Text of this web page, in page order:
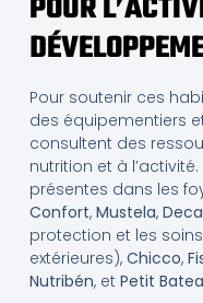
Pour soutenir ces
des équipementiers
consultent des
nutrition et à
présentes dans les
Confort, Mustela,
protection et les
extérieures), Chicco,
Nutribén, et Petit